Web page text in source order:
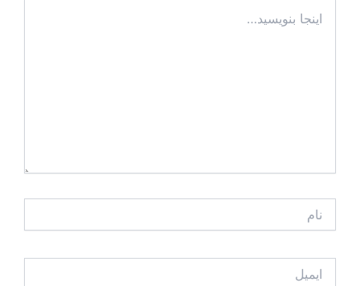
بنویسید…